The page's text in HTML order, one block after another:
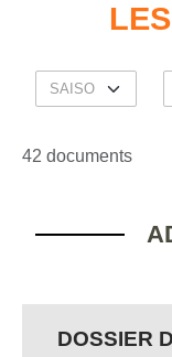
42 documents
DOSSIER